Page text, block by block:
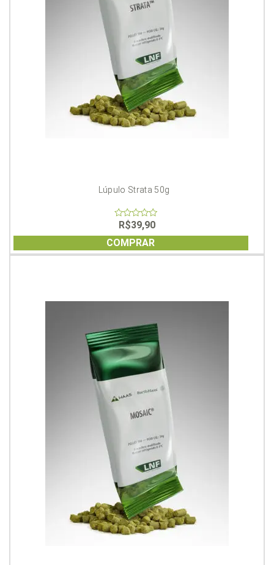
Lúpulo Strata 50g
of
5
R$39,90
COMPRAR